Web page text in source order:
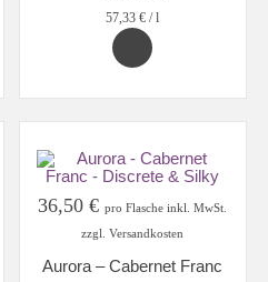
57,33€ /l
36,50€ pro Flasche inkl. MwSt.
zzgl. Versandkosten
Aurora – Cabernet Franc